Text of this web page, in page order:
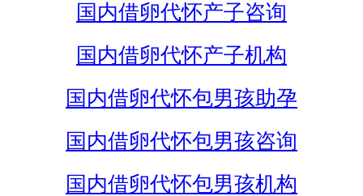
国内借卵代怀产子咨询
国内借卵代怀产子机构
国内借卵代怀包男孩助孕
国内借卵代怀包男孩咨询
国内借卵代怀包男孩机构